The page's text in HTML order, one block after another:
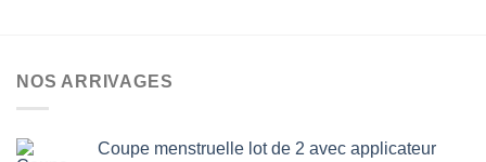
Les
être
NOS ARRIVAGES
Coupe menstruelle lot de 2 avec applicateur